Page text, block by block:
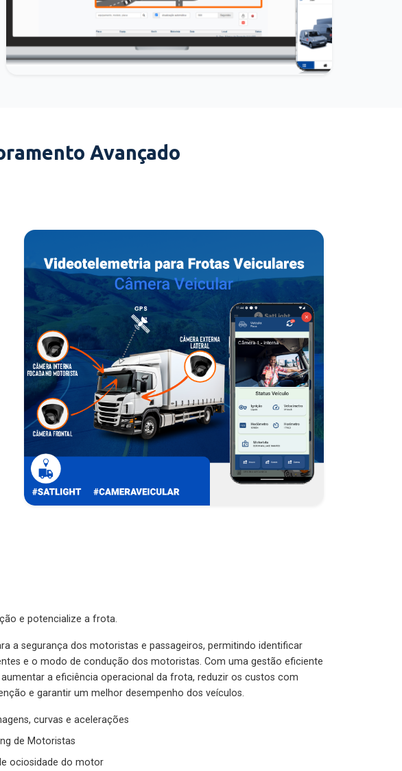
Avançado
e potencialize a frota.
a segurança dos motoristas e passageiros, permitindo identificar
e o modo de condução dos motoristas. Com uma gestão eficiente
aumentar a eficiência operacional da frota, reduzir os custos com
e garantir um melhor desempenho dos veículos.
curvas e acelerações
de Motoristas
ociosidade do motor